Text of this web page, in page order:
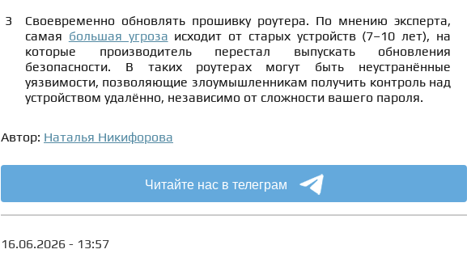
Своевременно обновлять прошивку роутера. По мнению эксперта,
самая большая угроза исходит от старых устройств (7–10 лет), на
которые производитель перестал выпускать обновления
безопасности. В таких роутерах могут быть неустранённые
уязвимости, позволяющие злоумышленникам получить контроль над
устройством удалённо, независимо от сложности вашего пароля.
Автор: Наталья Никифорова
Читайте нас в телеграм
16.06.2026 - 13:57